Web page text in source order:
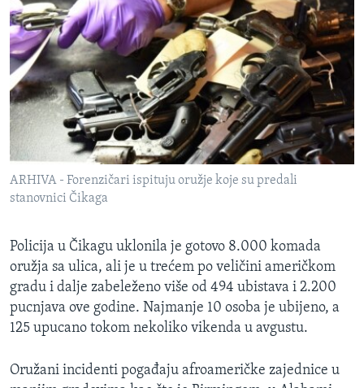
ARHIVA - Forenzičari ispituju oružje koje su predali
stanovnici Čikaga
Policija u Čikagu uklonila je gotovo 8.000 komada
oružja sa ulica, ali je u trećem po veličini američkom
gradu i dalje zabeleženo više od 494 ubistava i 2.200
pucnjava ove godine. Najmanje 10 osoba je ubijeno, a
125 upucano tokom nekoliko vikenda u avgustu.
Oružani incidenti pogađaju afroameričke zajednice u